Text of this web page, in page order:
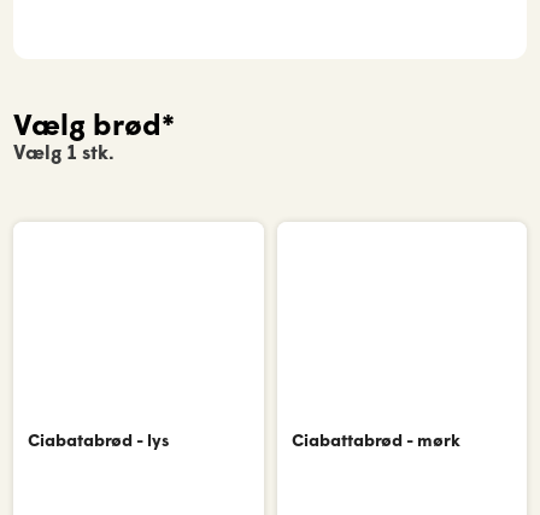
Vælg brød*
Vælg 1 stk.
Ciabatabrød - lys Ciabattabrød - mørk